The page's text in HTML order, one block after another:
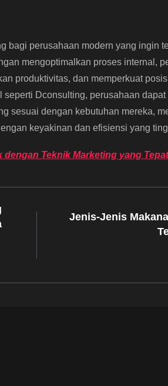
bagi perusahaan modern yang ingin
mengoptimalkan proses internal,
produktivitas, dan memperkuat
Dconsulting, perusahaan
sesuai dengan kebutuhan mereka,
keyakinan dan efisiensi yang
Teknik Marketing yang Tepat
Jenis-Jenis